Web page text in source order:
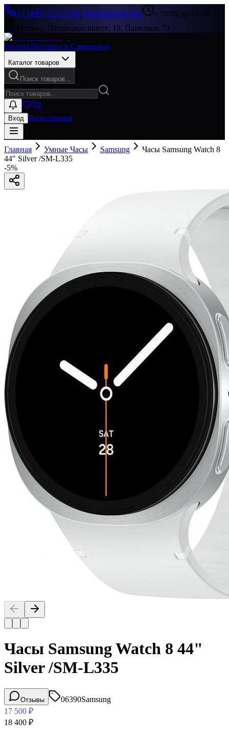
+7 (499) 322-33-86|Перезвоните мне
с 10:00 до 19:00
Москва, Пятницкое шоссе, 18, Павильон 73
ОплатаДоставка и Самовывоз
Каталог товаров
Поиск товаров...
Вход Регистрация
Главная Умные Часы Samsung
Часы Samsung Watch 8
44" Silver /SM-L335
-5%
Часы Samsung Watch 8 44"
Silver /SM-L335
Отзывы 06390Samsung
17 500 ₽
18 400 ₽